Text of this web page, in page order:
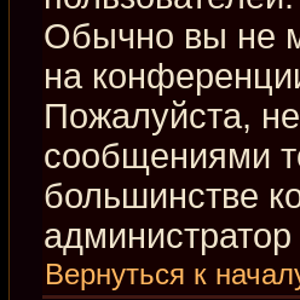
Обычно вы не
на
Пожалуйста,
сообщениями
большинстве
Вернуться к